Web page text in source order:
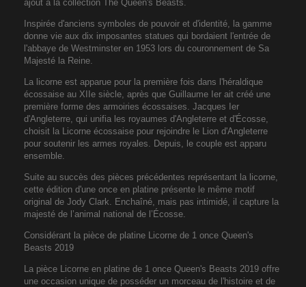
ajout à la collection The Queen's Beasts.
Inspirée d'anciens symboles de pouvoir et d'identité, la gamme
donne vie aux dix imposantes statues qui bordaient l'entrée de
l'abbaye de Westminster en 1953 lors du couronnement de Sa
Majesté la Reine.
La licorne est apparue pour la première fois dans l'héraldique
écossaise au XIIe siècle, après que Guillaume Ier ait créé une
première forme des armoiries écossaises. Jacques Ier
d'Angleterre, qui unifia les royaumes d'Angleterre et d'Écosse,
choisit la Licorne écossaise pour rejoindre le Lion d'Angleterre
pour soutenir les armes royales. Depuis, le couple est apparu
ensemble.
Suite au succès des pièces précédentes représentant la licorne,
cette édition d'une once en platine présente le même motif
original de Jody Clark. Enchaîné, mais pas intimidé, il capture la
majesté de l’animal national de l’Écosse.
Considérant la pièce de platine Licorne de 1 once Queen's
Beasts 2019
La pièce Licorne en platine de 1 once Queen's Beasts 2019 offre
une occasion unique de posséder un morceau de l'histoire et de